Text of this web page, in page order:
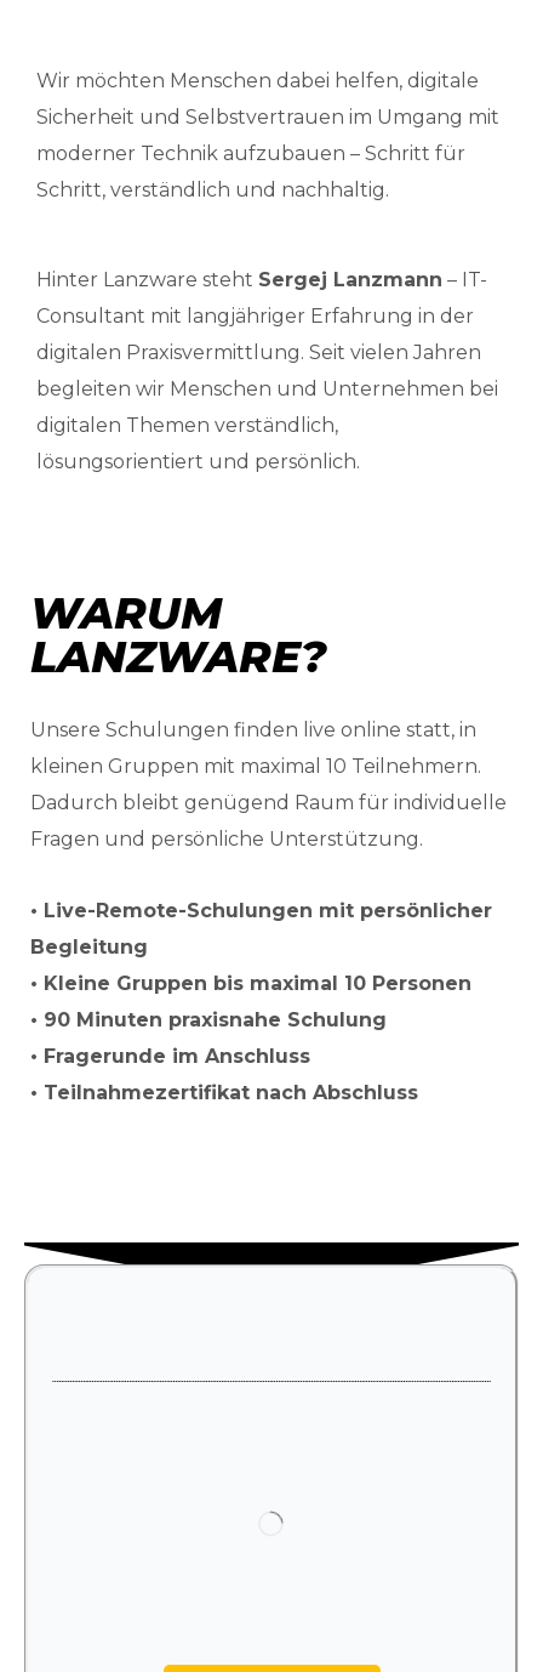
Wir möchten Menschen dabei helfen, digitale
Sicherheit und Selbstvertrauen im Umgang mit
moderner Technik aufzubauen – Schritt für
Schritt, verständlich und nachhaltig.
Hinter Lanzware steht Sergej Lanzmann – IT-
Consultant mit langjähriger Erfahrung in der
digitalen Praxisvermittlung. Seit vielen Jahren
begleiten wir Menschen und Unternehmen bei
digitalen Themen verständlich,
lösungsorientiert und persönlich.
WARUM
LANZWARE?
Unsere Schulungen finden live online statt, in
kleinen Gruppen mit maximal 10 Teilnehmern.
Dadurch bleibt genügend Raum für individuelle
Fragen und persönliche Unterstützung.
• Live-Remote-Schulungen mit persönlicher
Begleitung
• Kleine Gruppen bis maximal 10 Personen
• 90 Minuten praxisnahe Schulung
• Fragerunde im Anschluss
• Teilnahmezertifikat nach Abschluss